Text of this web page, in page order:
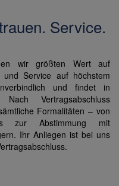
Service.
wir größten Wert auf
und Service auf höchstem
und findet in
Vertragsabschluss
Formalitäten – von
zur Abstimmung mit
Ihr Anliegen ist bei uns